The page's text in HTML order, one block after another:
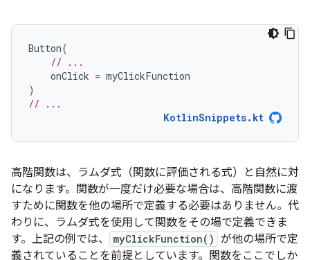
Button(
// ...
onClick = myClickFunction
)
// ...
KotlinSnippets.kt
高階関数は、ラムダ式 （関数に評価される式）と自然に対
になります。関数が一度だけ必要な場合は、高階関数に渡
すために関数を他の場所で定義する必要はありません。代
わりに、ラムダ式を使用して関数をその場で定義できま
す。上記の例では、
myClickFunction() が他の場所で定
義されていることを前提としています。関数をここでしか